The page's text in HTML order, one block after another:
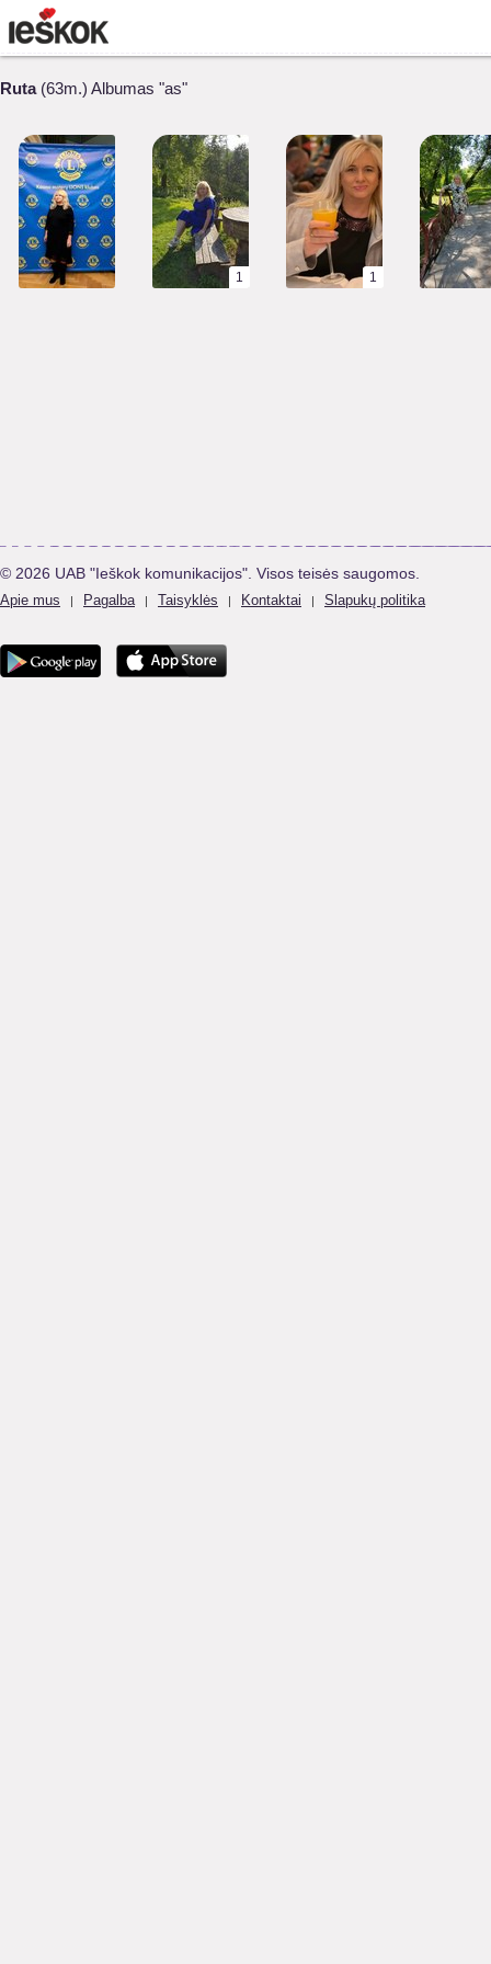
Ruta(63m.) Albumas "as"
1 1
© 2026 UAB "Ieškok komunikacijos". Visos teisės saugomos.
Apie mus | Pagalba | Taisyklės | Kontaktai | Slapukų politika